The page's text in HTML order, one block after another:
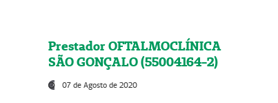
Prestador OFTALMOCLÍNICA
SÃO GONÇALO (55004164-2)
07 de Agosto de 2020